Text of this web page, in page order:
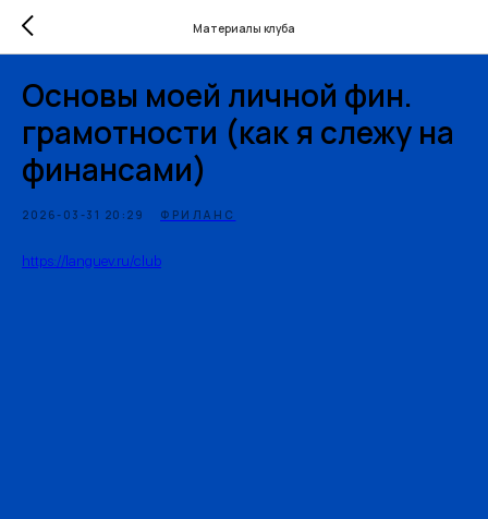
Материалы клуба
Основы моей личной фин.
грамотности (как я слежу на
финансами)
2026-03-31 20:29 ФРИЛАНС
https://languev.ru/club